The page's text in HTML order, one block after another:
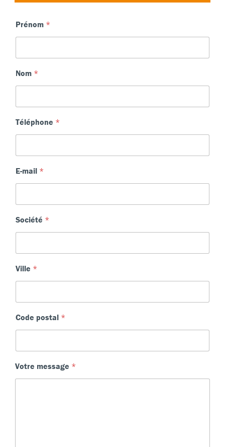
Prénom *
Nom *
Téléphone *
E-mail *
Société *
Ville *
Code postal *
Votre message *